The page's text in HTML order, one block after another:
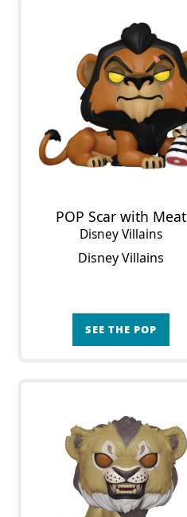
POP Scar with Meat
Disney Villains
Disney Villains
SEE THE POP